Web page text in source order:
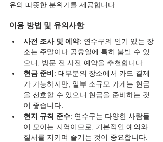
유의 따뜻한 분위기를 제공합니다.
이용 방법 및 유의사항
사전 조사 및 예약: 연수구의 인기 있는 장
소는 주말이나 공휴일에 특히 붐빌 수 있
으니, 방문 전 사전 예약을 추천합니다.
현금 준비 : 대부분의 장소에서 카드 결제
가 가능하지만, 일부 소규모 가게는 현금
을 선호할 수 있으니 현금을 준비하는 것
이 좋습니다.
현지 규칙 준수: 연수구는 다양한 사람들
이 모이는 지역이므로, 기본적인 예의와
질서를 지키며 즐기는 것이 중요합니다.